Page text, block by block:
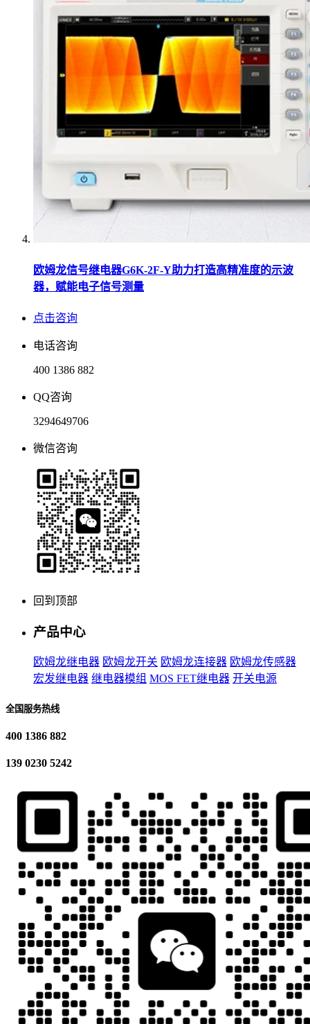
欧姆龙信号继电器G6K-2F-Y助力打造高精准度的示波
器，赋能电子信号测量
点击咨询
电话咨询
400 1386 882
QQ咨询
3294649706
微信咨询
回到顶部
产品中心
欧姆龙继电器 欧姆龙开关 欧姆龙连接器 欧姆龙传感器
宏发继电器 继电器模组 MOS FET继电器 开关电源
全国服务热线
400 1386 882
139 0230 5242